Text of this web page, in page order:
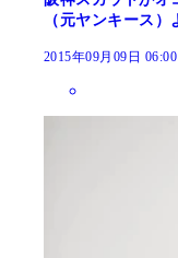
（元ヤンキース）
2015年09月09日 06:00